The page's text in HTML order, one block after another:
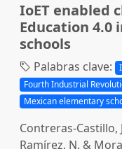
IoET enabled
Education 4.0
schools
Palabras clave:
Fourth Industrial
Mexican elementary
Contreras-Castillo,
Ramírez, N. &